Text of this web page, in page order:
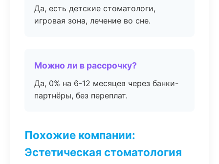
Да, есть детские стоматологи,
игровая зона, лечение во сне.
Можно ли в рассрочку?
Да, 0% на 6-12 месяцев через банки-
партнёры, без переплат.
Похожие компании:
Эстетическая стоматология